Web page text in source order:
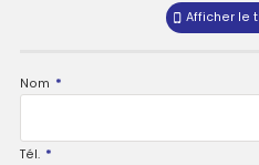
Afficher le
Nom *
Tél. *